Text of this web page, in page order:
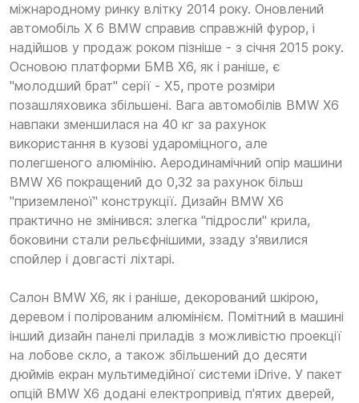
міжнародному ринку влітку 2014 року. Оновлений
автомобіль X 6 BMW справив справжній фурор, і
надійшов у продаж роком пізніше - з січня 2015 року.
Основою платформи БМВ Х6, як і раніше, є
"молодший брат" серії - Х5, проте розміри
позашляховика збільшені. Вага автомобілів BMW X6
навпаки зменшилася на 40 кг за рахунок
використання в кузові удароміцного, але
полегшеного алюмінію. Аеродинамічний опір машини
BMW X6 покращений до 0,32 за рахунок більш
"приземленої" конструкції. Дизайн BMW X6
практично не змінився: злегка "підросли" крила,
боковини стали рельєфнішими, ззаду з'явилися
спойлер і довгасті ліхтарі.
Салон BMW X6, як і раніше, декорований шкірою,
деревом і полірованим алюмінієм. Помітний в машині
інший дизайн панелі приладів з можливістю проекції
на лобове скло, а також збільшений до десяти
дюймів екран мультимедійної системи iDrive. У пакет
опцій BMW X6 додані електропривід п'ятих дверей,